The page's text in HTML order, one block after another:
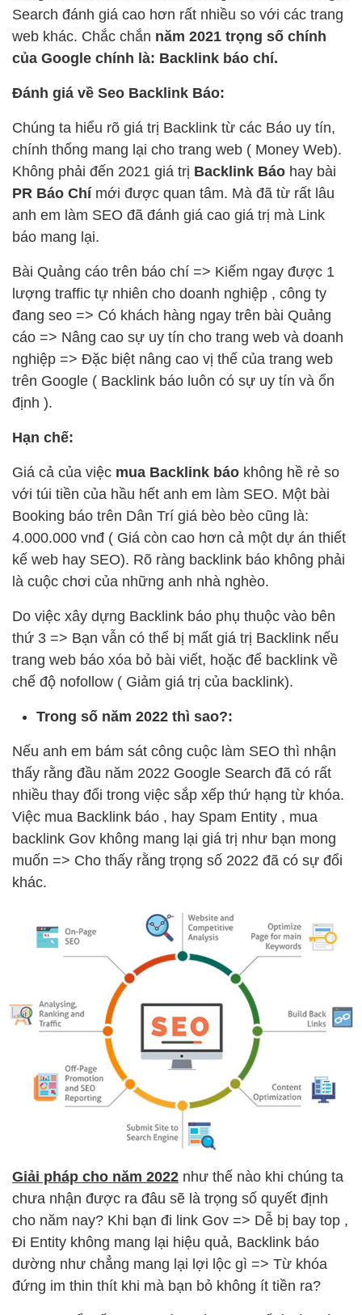
Search đánh giá cao hơn rất nhiều so với các trang
web khác. Chắc chắn năm 2021 trọng số chính
của Google chính là: Backlink báo chí.
Đánh giá về Seo Backlink Báo:
Chúng ta hiểu rõ giá trị Backlink từ các Báo uy tín,
chính thống mang lại cho trang web ( Money Web).
Không phải đến 2021 giá trị Backlink Báo hay bài
PR Báo Chí mới được quan tâm. Mà đã từ rất lâu
anh em làm SEO đã đánh giá cao giá trị mà Link
báo mang lại.
Bài Quảng cáo trên báo chí => Kiếm ngay được 1
lượng traffic tự nhiên cho doanh nghiệp , công ty
đang seo => Có khách hàng ngay trên bài Quảng
cáo => Nâng cao sự uy tín cho trang web và doanh
nghiệp => Đặc biệt nâng cao vị thế của trang web
trên Google ( Backlink báo luôn có sự uy tín và ổn
định ).
Hạn chế:
Giá cả của việc mua Backlink báo không hề rẻ so
với túi tiền của hầu hết anh em làm SEO. Một bài
Booking báo trên Dân Trí giá bèo bèo cũng là:
4.000.000 vnđ ( Giá còn cao hơn cả một dự án thiết
kế web hay SEO). Rõ ràng backlink báo không phải
là cuộc chơi của những anh nhà nghèo.
Do việc xây dựng Backlink báo phụ thuộc vào bên
thứ 3 => Bạn vẫn có thể bị mất giá trị Backlink nếu
trang web báo xóa bỏ bài viết, hoặc để backlink về
chế độ nofollow ( Giảm giá trị của backlink).
Trong số năm 2022 thì sao?:
Nếu anh em bám sát công cuộc làm SEO thì nhận
thấy rằng đầu năm 2022 Google Search đã có rất
nhiều thay đổi trong việc sắp xếp thứ hạng từ khóa.
Việc mua Backlink báo , hay Spam Entity , mua
backlink Gov không mang lại giá trị như bạn mong
muốn => Cho thấy rằng trọng số 2022 đã có sự đổi
khác.
Giải pháp cho năm 2022 như thế nào khi chúng ta
chưa nhận được ra đâu sẽ là trọng số quyết định
cho năm nay? Khi bạn đi link Gov => Dễ bị bay top ,
Đi Entity không mang lại hiệu quả, Backlink báo
dường như chẳng mang lại lợi lộc gì => Từ khóa
đứng im thin thít khi mà bạn bỏ không ít tiền ra?